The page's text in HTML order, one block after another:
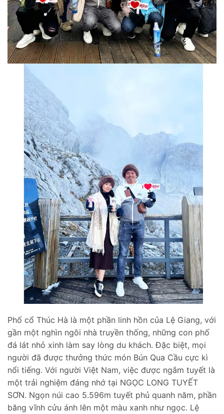
Phố cổ Thúc Hà là một phần linh hồn của Lệ Giang, với
gần một nghìn ngôi nhà truyền thống, những con phố
đá lát nhỏ xinh làm say lòng du khách. Đặc biệt, mọi
người đã được thưởng thức món Bún Qua Cầu cực kì
nổi tiếng. Với người Việt Nam, việc được ngắm tuyết là
một trải nghiệm đáng nhớ tại NGỌC LONG TUYẾT
SƠN. Ngọn núi cao 5.596m tuyết phủ quanh năm, phần
băng vĩnh cửu ánh lên một màu xanh như ngọc. Lệ